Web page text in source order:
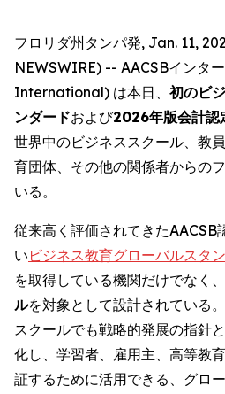
フロリダ州タンパ発, Jan. 11,
NEWSWIRE) -- AACSBインタ
International) は本日、 初のビ
ンダードおよび2026年版会計認
世界中のビジネススクール、教
育団体、その他の関係者からの
いる。
従来高く評価されてきたAACSB
い ビジネス教育グローバルスタ
を取得している機関だけでなく、
ルを対象として設計されている
スクールでも戦略的発展の指針
化し、学習者、雇用主、高等教
証するために活用できる、グロ